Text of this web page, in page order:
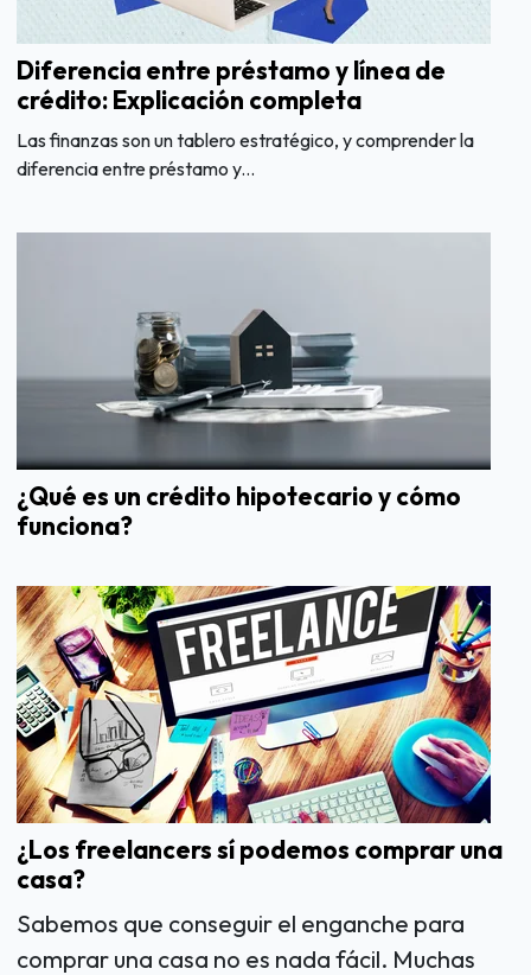
Diferencia entre préstamo y línea de
crédito: Explicación completa
Las finanzas son un tablero estratégico, y comprender la
diferencia entre préstamo y...
¿Qué es un crédito hipotecario y cómo
funciona?
¿Los freelancers sí podemos comprar una
casa?
Sabemos que conseguir el enganche para
comprar una casa no es nada fácil. Muchas